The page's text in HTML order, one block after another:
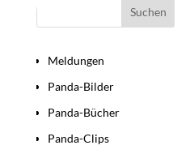
Meldungen
Panda-Bilder
Panda-Bücher
Panda-Clips